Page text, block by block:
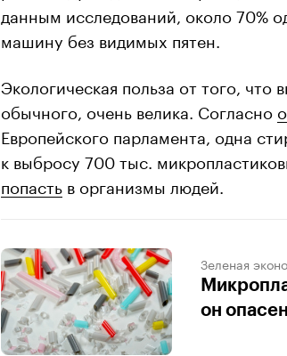
данным исследований, около 70%
машину без видимых пятен.
Экологическая польза от того, что
обычного, очень велика. Согласно
Европейского парламента, одна
к выбросу 700 тыс.
попасть в организмы людей.
Зеленая
он